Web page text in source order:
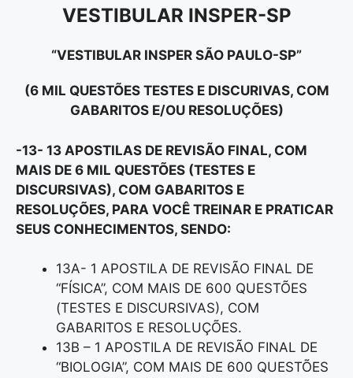
VESTIBULAR INSPER-SP
“VESTIBULAR INSPER SÃO PAULO-SP”
(6 MIL QUESTÕES TESTES E DISCURIVAS, COM
GABARITOS E/OU RESOLUÇÕES)
-13- 13 APOSTILAS DE REVISÃO FINAL, COM
MAIS DE 6 MIL QUESTÕES (TESTES E
DISCURSIVAS), COM GABARITOS E
RESOLUÇÕES, PARA VOCÊ TREINAR E PRATICAR
SEUS CONHECIMENTOS, SENDO:
13A- 1 APOSTILA DE REVISÃO FINAL DE
“FÍSICA”, COM MAIS DE 600 QUESTÕES
(TESTES E DISCURSIVAS), COM
GABARITOS E RESOLUÇÕES.
13B – 1 APOSTILA DE REVISÃO FINAL DE
“BIOLOGIA”, COM MAIS DE 600 QUESTÕES